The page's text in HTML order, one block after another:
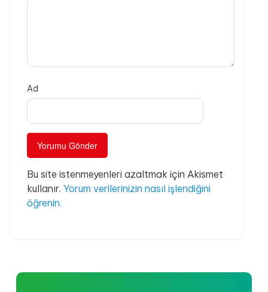
Ad
Bu site istenmeyenleri azaltmak için Akismet
kullanır. Yorum verilerinizin nasıl işlendiğini
öğrenin.